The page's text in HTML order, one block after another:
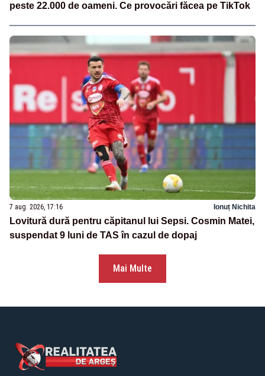
peste 22.000 de oameni. Ce provocări făcea pe TikTok
7 aug. 2026, 17:16 Ionuț Nichita
Lovitură dură pentru căpitanul lui Sepsi. Cosmin Matei,
suspendat 9 luni de TAS în cazul de dopaj
Mai Multe